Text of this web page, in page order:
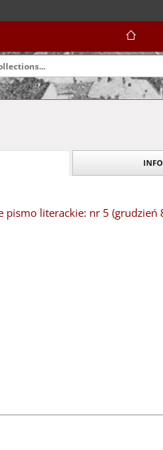
pismo literackie: nr 5 (grudzień